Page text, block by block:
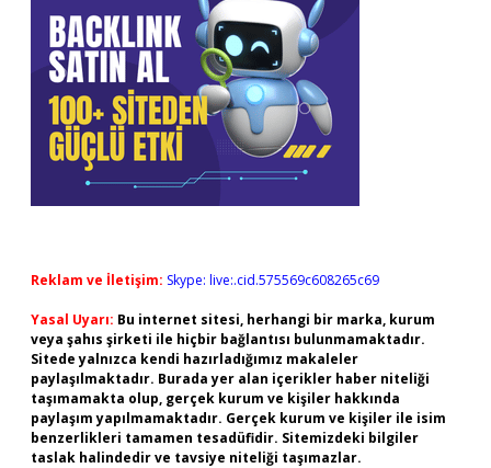
Reklam ve İletişim: Skype: live:.cid.575569c608265c69
Yasal Uyarı: Bu internet sitesi, herhangi bir marka, kurum
veya şahıs şirketi ile hiçbir bağlantısı bulunmamaktadır.
Sitede yalnızca kendi hazırladığımız makaleler
paylaşılmaktadır. Burada yer alan içerikler haber niteliği
taşımamakta olup, gerçek kurum ve kişiler hakkında
paylaşım yapılmamaktadır. Gerçek kurum ve kişiler ile isim
benzerlikleri tamamen tesadüfidir. Sitemizdeki bilgiler
taslak halindedir ve tavsiye niteliği taşımazlar.